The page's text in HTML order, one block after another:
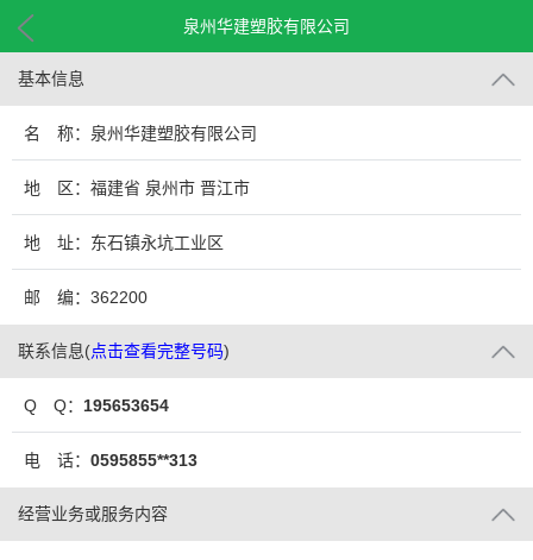
泉州华建塑胶有限公司
基本信息
名 称：泉州华建塑胶有限公司
地 区：福建省 泉州市 晋江市
地 址：东石镇永坑工业区
邮 编：362200
联系信息(点击查看完整号码)
Q Q： 195653654
电 话： 0595855**313
经营业务或服务内容